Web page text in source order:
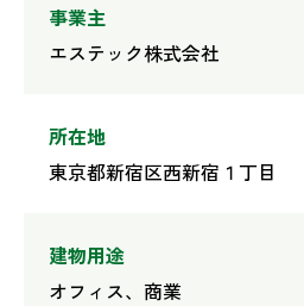
事業主
エステック株式会社
所在地
東京都新宿区西新宿１丁目
建物用途
オフィス、商業